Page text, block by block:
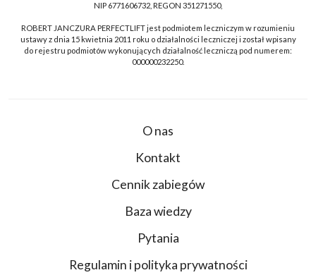
NIP 6771606732, REGON 351271550,
ROBERT JANCZURA PERFECTLIFT jest podmiotem leczniczym w rozumieniu
ustawy z dnia 15 kwietnia 2011 roku o działalności leczniczej i został wpisany
do rejestru podmiotów wykonujących działalność leczniczą pod numerem:
000000232250.
O nas
Kontakt
Cennik zabiegów
Baza wiedzy
Pytania
Regulamin i polityka prywatności